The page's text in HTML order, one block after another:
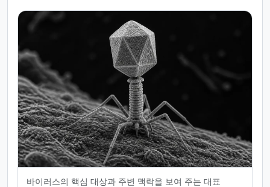
바이러스의 핵심 대상과 주변 맥락을 보여 주는 대표